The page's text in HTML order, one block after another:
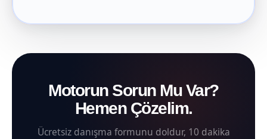
Motorun Sorun Mu Var?
Hemen Çözelim.
Ücretsiz danışma formunu doldur, 10 dakika